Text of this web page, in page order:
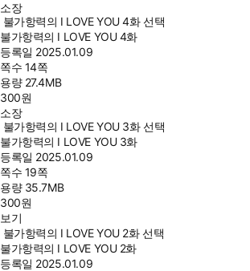
소장
불가항력의 I LOVE YOU 4화 선택
불가항력의 I LOVE YOU 4화
등록일 2025.01.09
쪽수 14쪽
용량 27.4MB
300원
소장
불가항력의 I LOVE YOU 3화 선택
불가항력의 I LOVE YOU 3화
등록일 2025.01.09
쪽수 19쪽
용량 35.7MB
300원
보기
불가항력의 I LOVE YOU 2화 선택
불가항력의 I LOVE YOU 2화
등록일 2025.01.09